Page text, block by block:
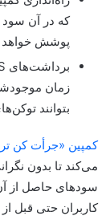
پوشش خواهد
زمان
بتوانند
کمپین «جرأت کن
می‌کند تا بدون‌
کاربران حتی قبل‌